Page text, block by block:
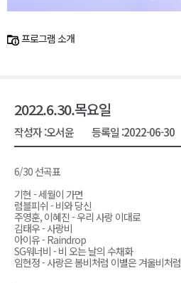
프로그램 소개
2022.6.30.목요일
작성자 :오서윤 등록일 :2022-06-30
6/30 선곡표
기현 - 세월이 가면
럼블피쉬 - 비와 당신
주영훈, 이혜진 - 우리 사랑 이대로
김태우 - 사랑비
아이유 - Raindrop
SG워너비 - 비 오는 날의 수채화
임현정 - 사랑은 봄비처럼 이별은 겨울비처럼